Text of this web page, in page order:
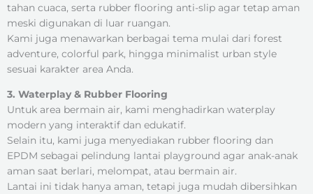
tahan cuaca, serta rubber flooring anti-slip agar tetap aman
meski digunakan di luar ruangan.
Kami juga menawarkan berbagai tema mulai dari forest
adventure, colorful park, hingga minimalist urban style
sesuai karakter area Anda.
3. Waterplay & Rubber Flooring
Untuk area bermain air, kami menghadirkan waterplay
modern yang interaktif dan edukatif.
Selain itu, kami juga menyediakan rubber flooring dan
EPDM sebagai pelindung lantai playground agar anak-anak
aman saat berlari, melompat, atau bermain air.
Lantai ini tidak hanya aman, tetapi juga mudah dibersihkan